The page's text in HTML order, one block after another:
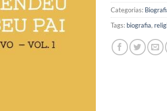
Categorias:
Tags: biografia,